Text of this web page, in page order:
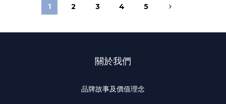
1 2 3 4 5
關於我們
品牌故事及價值理念